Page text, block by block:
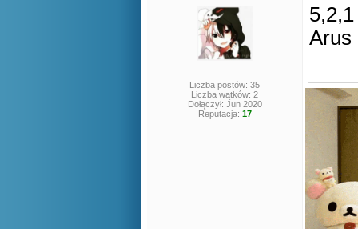
Liczba postów: 35
Liczba wątków: 2
Dołączył: Jun 2020
Reputacja: 17
5,2,1
Arus